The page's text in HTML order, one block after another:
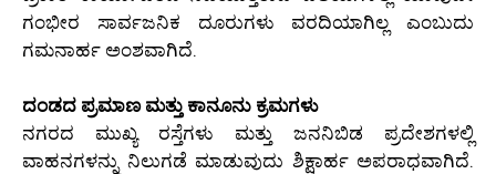
ಗಂಭೀರ ಸಾರ್ವಜನಿಕ ದೂರುಗಳು ವರದಿಯಾಗಿಲ್ಲ ಎಂಬುದು
ಗಮನಾರ್ಹ ಅಂಶವಾಗಿದೆ.
ದಂಡದ ಪ್ರಮಾಣ ಮತ್ತು ಕಾನೂನು ಕ್ರಮಗಳು
ನಗರದ ಮುಖ್ಯ ರಸ್ತೆಗಳು ಮತ್ತು ಜನನಿಬಿಡ ಪ್ರದೇಶಗಳಲ್ಲಿ
ವಾಹನಗಳನ್ನು ನಿಲುಗಡೆ ಮಾಡುವುದು ಶಿಕ್ಷಾರ್ಹ ಅಪರಾಧವಾಗಿದೆ.